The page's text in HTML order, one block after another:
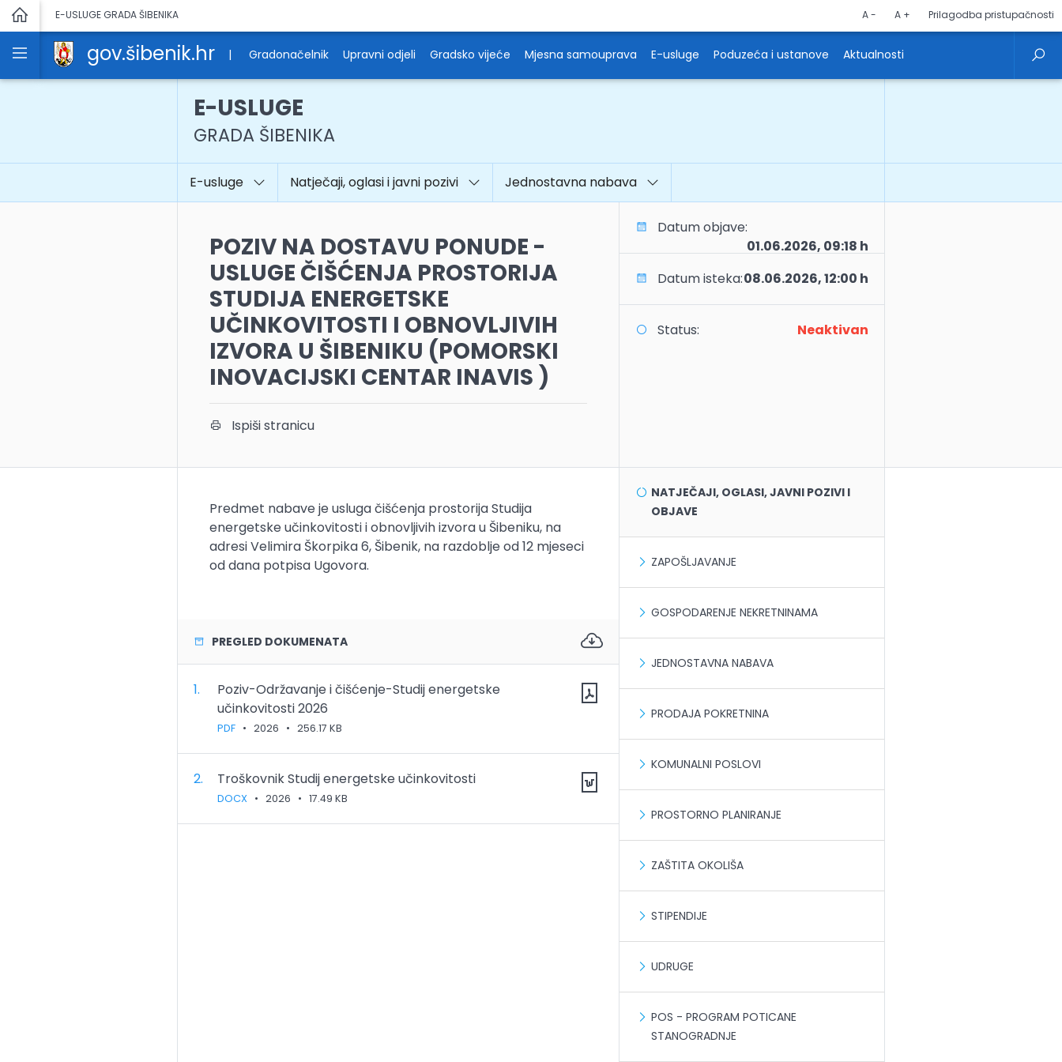
E-USLUGE GRADA ŠIBENIKA A - A + Prilagodba pristupačnosti
gov.šibenik.hr | Gradonačelnik Upravni odjeli Gradsko vijeće Mjesna samouprava E-usluge Poduzeća i ustanove Aktualnosti
E-USLUGE
GRADA ŠIBENIKA
E-usluge Natječaji, oglasi i javni pozivi Jednostavna nabava
POZIV NA DOSTAVU PONUDE -
USLUGE ČIŠĆENJA PROSTORIJA
STUDIJA ENERGETSKE
UČINKOVITOSTI I OBNOVLJIVIH
IZVORA U ŠIBENIKU (POMORSKI
INOVACIJSKI CENTAR INAVIS )
Ispiši stranicu
Datum objave:
01.06.2026, 09:18 h
Datum isteka:08.06.2026, 12:00 h
Status: Neaktivan
Predmet nabave je usluga čišćenja prostorija Studija
energetske učinkovitosti i obnovljivih izvora u Šibeniku, na
adresi Velimira Škorpika 6, Šibenik, na razdoblje od 12 mjeseci
od dana potpisa Ugovora.
PREGLED DOKUMENATA
1.
Poziv-Održavanje i čišćenje-Studij energetske
učinkovitosti 2026
PDF • 2026 • 256.17 KB
2. Troškovnik Studij energetske učinkovitosti
DOCX • 2026 • 17.49 KB
NATJEČAJI, OGLASI, JAVNI POZIVI I
OBJAVE
ZAPOŠLJAVANJE
GOSPODARENJE NEKRETNINAMA
JEDNOSTAVNA NABAVA
PRODAJA POKRETNINA
KOMUNALNI POSLOVI
PROSTORNO PLANIRANJE
ZAŠTITA OKOLIŠA
STIPENDIJE
UDRUGE
POS - PROGRAM POTICANE
STANOGRADNJE